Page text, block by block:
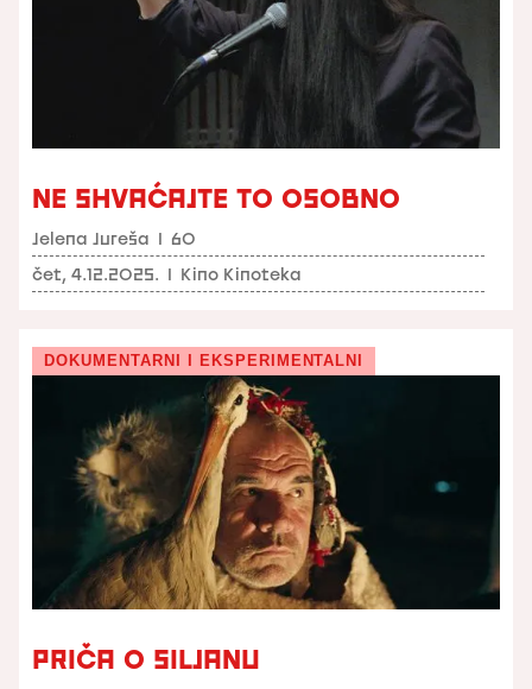
NE SHVAĆAJTE TO OSOBNO
Jelena Jureša I 60
čet, 4.12.2025. I Kino Kinoteka
DOKUMENTARNI I EKSPERIMENTALNI
PRIČA O SILJANU